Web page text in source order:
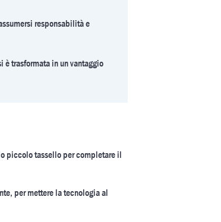
responsabilità e
trasformata in un vantaggio
piccolo tassello per completare il
per mettere la tecnologia al